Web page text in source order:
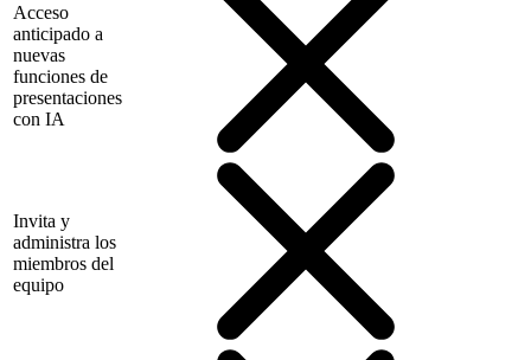
Acceso
anticipado a
nuevas
funciones de
presentaciones
con IA
Invita y
administra los
miembros del
equipo